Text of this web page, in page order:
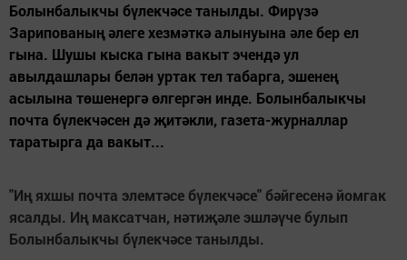
Болынбалыкчы бүлекчәсе танылды. Фирүзә
Зарипованың әлеге хезмәткә алынуына әле бер ел
гына. Шушы кыска гына вакыт эчендә ул
авылдашлары белән уртак тел табарга, эшенең
асылына төшенергә өлгергән инде. Болынбалыкчы
почта бүлекчәсен дә җитәкли, газета-журналлар
таратырга да вакыт...
"Иң яхшы почта элемтәсе бүлекчәсе" бәйгесенә йомгак
ясалды. Иң максатчан, нәтиҗәле эшләүче булып
Болынбалыкчы бүлекчәсе танылды.